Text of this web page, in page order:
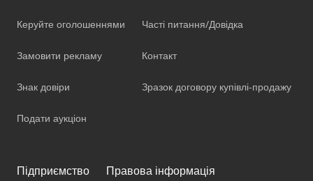
Керуйте оголошеннями
Замовити рекламу
Знак довіри
Подати аукціон
Часті питання/Довідка
Контакт
Зразок договору купівлі-продажу
Підприємство Правова інформація